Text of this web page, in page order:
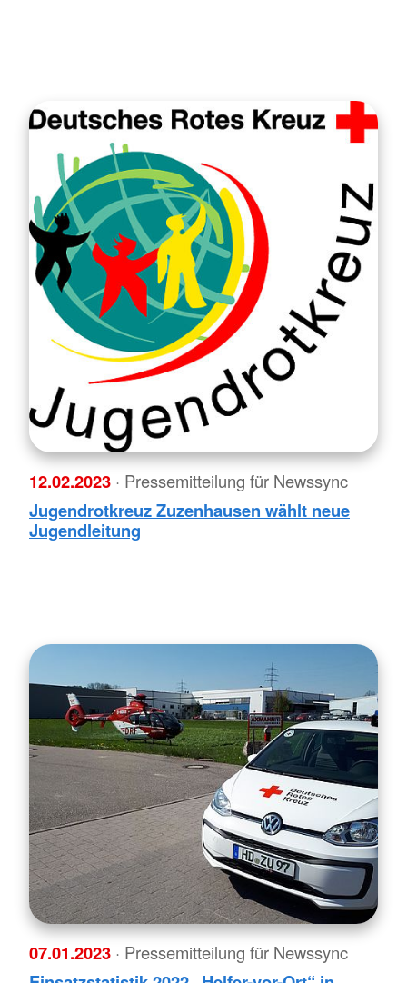
12.02.2023 · Pressemitteilung für Newssync
Jugendrotkreuz Zuzenhausen wählt neue
Jugendleitung
07.01.2023 · Pressemitteilung für Newssync